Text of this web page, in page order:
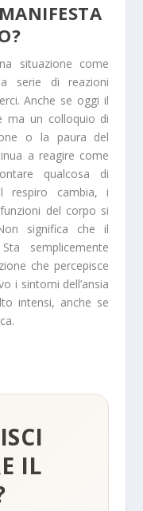
situazione come
serie di reazioni
Anche se oggi il
ma un colloquio di
o la paura del
a reagire come
qualcosa di
respiro cambia, i
del corpo si
significa che il
semplicemente
che percepisce
i sintomi dell’ansia
intensi, anche se
IL